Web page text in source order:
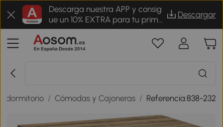
Descarga nuestra APP y consig
ue un 10% EXTRA para tu prime
r pedido
Descargar
dormitorio / Cómodas y Cajoneras / Referencia:838-232